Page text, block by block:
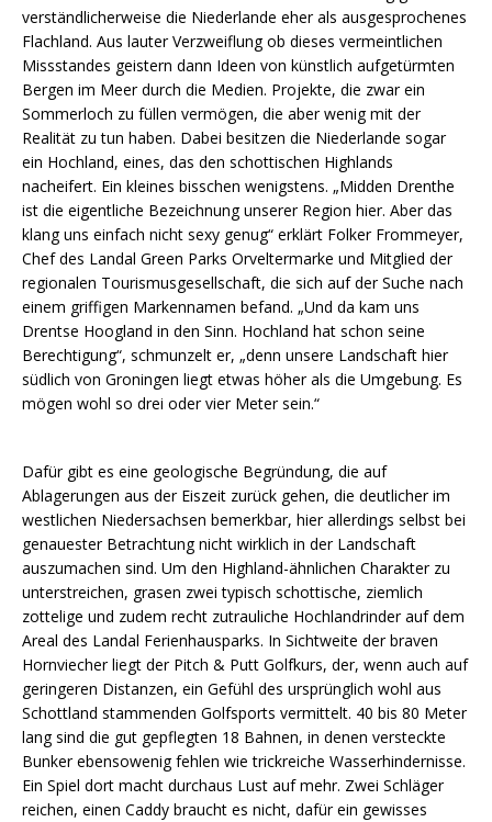
verständlicherweise die Niederlande eher als ausgesprochenes
Flachland. Aus lauter Verzweiflung ob dieses vermeintlichen
Missstandes geistern dann Ideen von künstlich aufgetürmten
Bergen im Meer durch die Medien. Projekte, die zwar ein
Sommerloch zu füllen vermögen, die aber wenig mit der
Realität zu tun haben. Dabei besitzen die Niederlande sogar
ein Hochland, eines, das den schottischen Highlands
nacheifert. Ein kleines bisschen wenigstens. „Midden Drenthe
ist die eigentliche Bezeichnung unserer Region hier. Aber das
klang uns einfach nicht sexy genug“ erklärt Folker Frommeyer,
Chef des Landal Green Parks Orveltermarke und Mitglied der
regionalen Tourismusgesellschaft, die sich auf der Suche nach
einem griffigen Markennamen befand. „Und da kam uns
Drentse Hoogland in den Sinn. Hochland hat schon seine
Berechtigung“, schmunzelt er, „denn unsere Landschaft hier
südlich von Groningen liegt etwas höher als die Umgebung. Es
mögen wohl so drei oder vier Meter sein.“
Dafür gibt es eine geologische Begründung, die auf
Ablagerungen aus der Eiszeit zurück gehen, die deutlicher im
westlichen Niedersachsen bemerkbar, hier allerdings selbst bei
genauester Betrachtung nicht wirklich in der Landschaft
auszumachen sind. Um den Highland-ähnlichen Charakter zu
unterstreichen, grasen zwei typisch schottische, ziemlich
zottelige und zudem recht zutrauliche Hochlandrinder auf dem
Areal des Landal Ferienhausparks. In Sichtweite der braven
Hornviecher liegt der Pitch & Putt Golfkurs, der, wenn auch auf
geringeren Distanzen, ein Gefühl des ursprünglich wohl aus
Schottland stammenden Golfsports vermittelt. 40 bis 80 Meter
lang sind die gut gepflegten 18 Bahnen, in denen versteckte
Bunker ebensowenig fehlen wie trickreiche Wasserhindernisse.
Ein Spiel dort macht durchaus Lust auf mehr. Zwei Schläger
reichen, einen Caddy braucht es nicht, dafür ein gewisses